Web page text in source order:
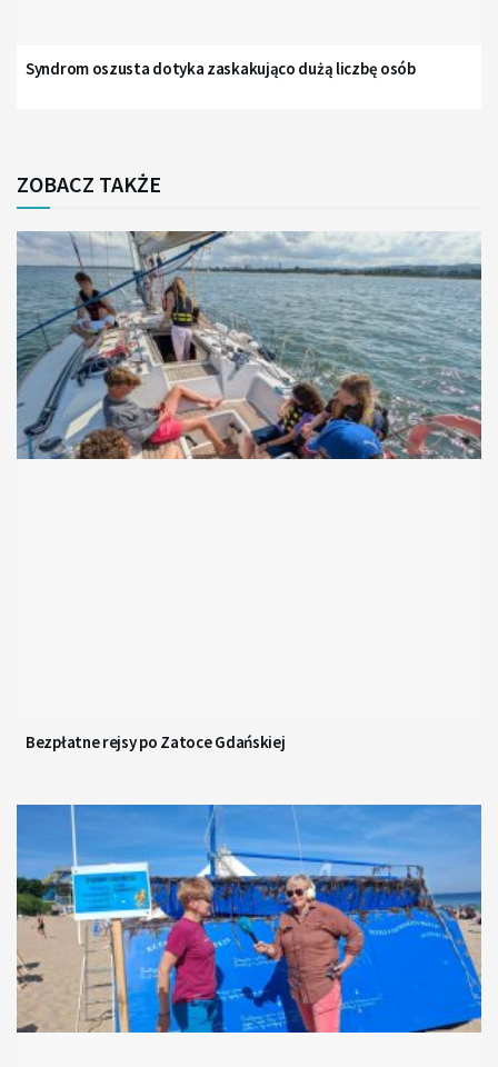
Syndrom oszusta dotyka zaskakująco dużą liczbę osób
ZOBACZ TAKŻE
Bezpłatne rejsy po Zatoce Gdańskiej